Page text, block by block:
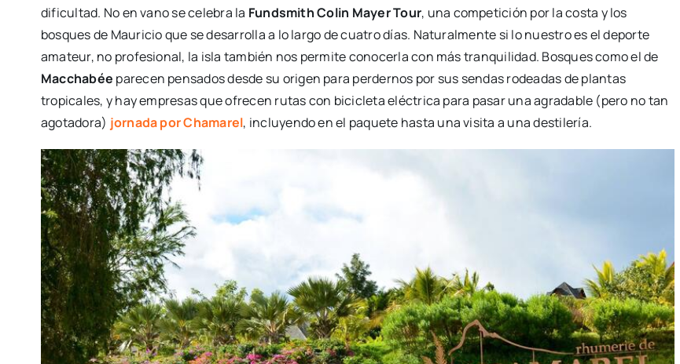
dificultad. No en vano se celebra la Fundsmith Colin Mayer Tour, una competición por la costa y los
bosques de Mauricio que se desarrolla a lo largo de cuatro días. Naturalmente si lo nuestro es el deporte
amateur, no profesional, la isla también nos permite conocerla con más tranquilidad. Bosques como el de
Macchabée parecen pensados desde su origen para perdernos por sus sendas rodeadas de plantas
tropicales, y hay empresas que ofrecen rutas con bicicleta eléctrica para pasar una agradable (pero no tan
agotadora) jornada por Chamarel, incluyendo en el paquete hasta una visita a una destilería.